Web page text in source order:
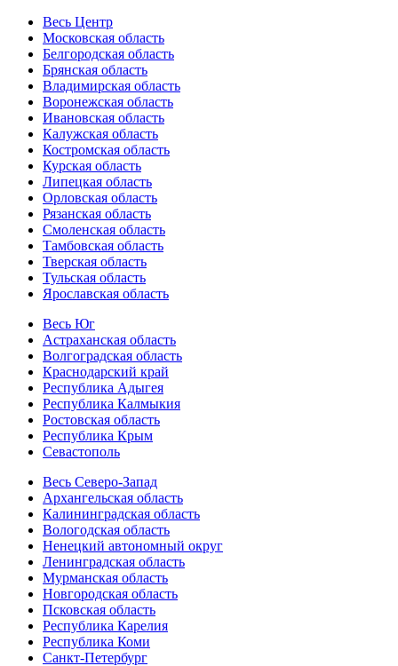
Весь Центр
Московская область
Белгородская область
Брянская область
Владимирская область
Воронежская область
Ивановская область
Калужская область
Костромская область
Курская область
Липецкая область
Орловская область
Рязанская область
Смоленская область
Тамбовская область
Тверская область
Тульская область
Ярославская область
Весь Юг
Астраханская область
Волгоградская область
Краснодарский край
Республика Адыгея
Республика Калмыкия
Ростовская область
Республика Крым
Севастополь
Весь Северо-Запад
Архангельская область
Калининградская область
Вологодская область
Ненецкий автономный округ
Ленинградская область
Мурманская область
Новгородская область
Псковская область
Республика Карелия
Республика Коми
Санкт-Петербург